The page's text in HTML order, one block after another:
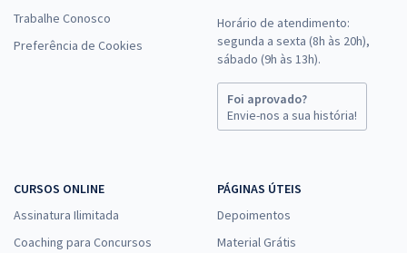
Trabalhe Conosco
Preferência de Cookies
Horário de atendimento:
segunda a sexta (8h às 20h),
sábado (9h às 13h).
Foi aprovado?
Envie-nos a sua história!
CURSOS ONLINE
Assinatura Ilimitada
Coaching para Concursos
PÁGINAS ÚTEIS
Depoimentos
Material Grátis